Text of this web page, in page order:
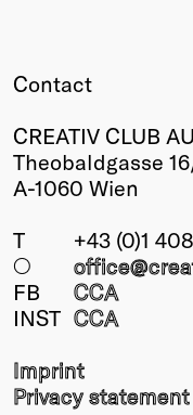
Contact
CREATIV CLUB
Theobaldgasse
A-1060 Wien
T
+43 (0)1
○
FB
CCA
INST CCA
Imprint
Privacy statement